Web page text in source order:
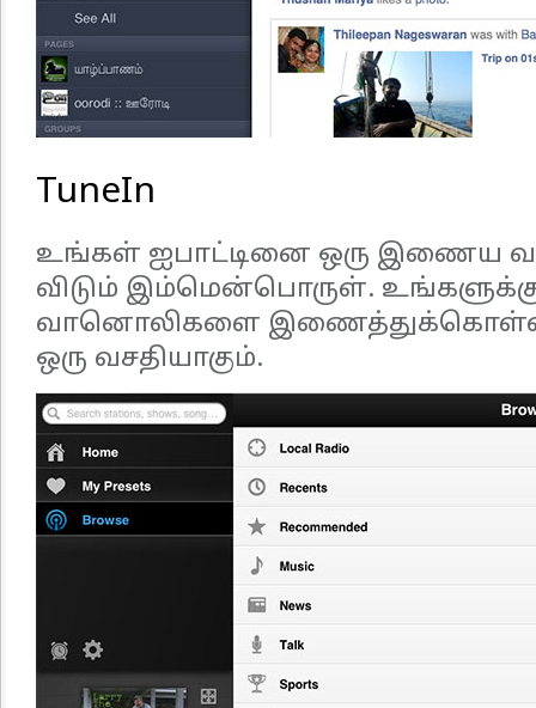
TuneIn
உங்கள் ஐபாட்டினை ஒரு இணைய
விடும் இம்மென்பொருள். உங்களுக்கு
வானொலிகளை இணைத்துக்கொள்ள
ஒரு வசதியாகும்.